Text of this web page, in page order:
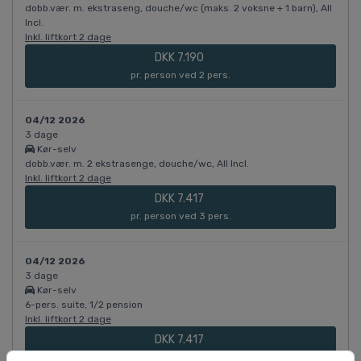
dobb.vær. m. ekstraseng, douche/wc (maks. 2 voksne + 1 barn), All
Incl.
Inkl. liftkort 2 dage
DKK 7.190
pr. person ved 2 pers.
04/12 2026
3 dage
Kør-selv
dobb.vær. m. 2 ekstrasenge, douche/wc, All Incl.
Inkl. liftkort 2 dage
DKK 7.417
pr. person ved 3 pers.
04/12 2026
3 dage
Kør-selv
6-pers. suite, 1/2 pension
Inkl. liftkort 2 dage
DKK 7.417